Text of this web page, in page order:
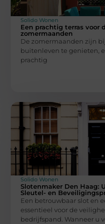
Solido Wonen
Een prachtig terras voor
zomermaanden
De zomermaanden zijn
buitenleven te genieten,
prachtig
Solido Wonen
Slotenmaker Den Haag:
Sleutel- en
Een betrouwbaar slot en
essentieel voor de
bedrijfspand. Wanneer u